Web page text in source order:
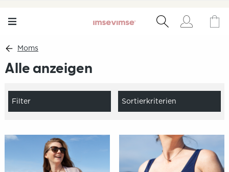
Moms
Alle anzeigen
Filter Sortierkriterien